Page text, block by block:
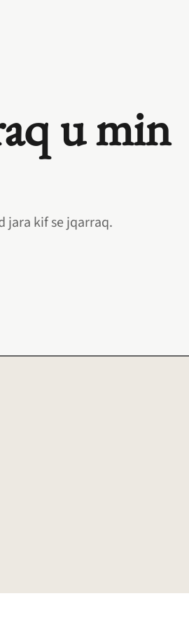
u min
jara kif se jqarraq.